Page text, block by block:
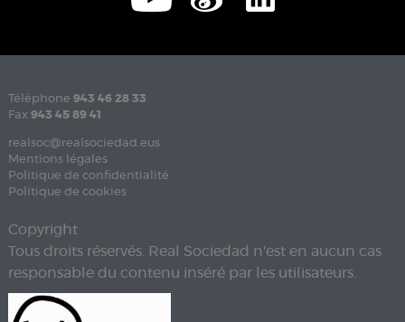
Téléphone 943 46 28 33
Fax 943 45 89 41
realsoc@realsociedad.eus
Mentions légales
Politique de confidentialité
Politique de cookies
Copyright
Tous droits réservés. Real Sociedad n'est en aucun cas
responsable du contenu inséré par les utilisateurs.